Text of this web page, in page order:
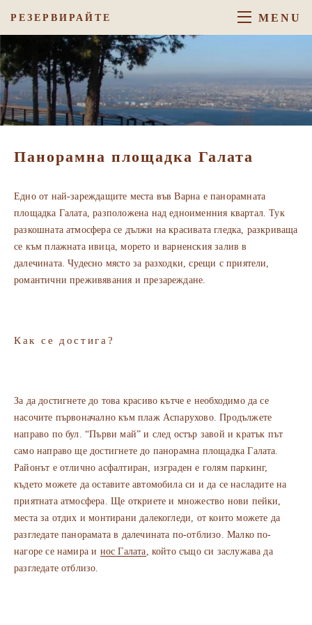
РЕЗЕРВИРАЙТЕ MENU
Панорамна площадка Галата
Едно от най-зареждащите места във Варна е панорамната
площадка Галата, разположена над едноименния квартал. Тук
разкошната атмосфера се дължи на красивата гледка, разкриваща
се към плажната ивица, морето и варненския залив в
далечината. Чудесно място за разходки, срещи с приятели,
романтични преживявания и презареждане.
Как се достига?
За да достигнете до това красиво кътче е необходимо да се
насочите първоначално към плаж Аспарухово. Продължете
направо по бул. “Първи май” и след остър завой и кратък път
само направо ще достигнете до панорамна площадка Галата.
Районът е отлично асфалтиран, изграден е голям паркинг,
където можете да оставите автомобила си и да се насладите на
приятната атмосфера. Ще откриете и множество нови пейки,
места за отдих и монтирани далекогледи, от които можете да
разгледате панорамата в далечината по-отблизо. Малко по-
нагоре се намира и нос Галата, който също си заслужава да
разгледате отблизо.